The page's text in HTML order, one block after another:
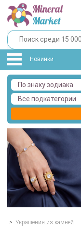
Новинки
> Украшения из камней